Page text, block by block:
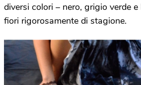
diversi colori – nero, grigio verde
fiori rigorosamente di stagione.